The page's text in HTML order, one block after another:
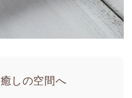
癒しの空間へ